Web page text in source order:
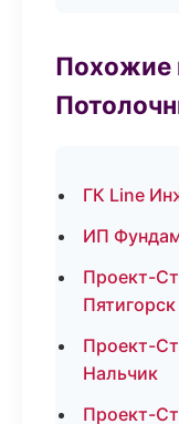
Похожие
ГК Line
ИП
Проект-
Пятигорск
Проект-
Нальчик
Проект-